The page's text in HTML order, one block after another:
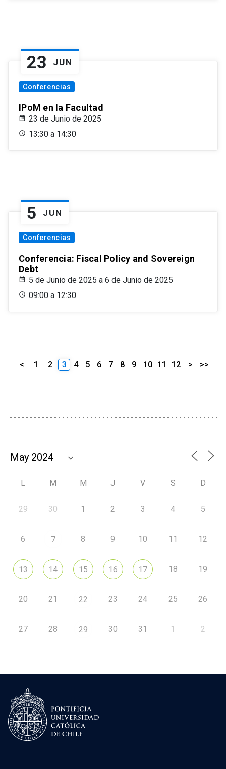
23 JUN
Conferencias
IPoM en la Facultad
23 de Junio de 2025
13:30 a 14:30
5 JUN
Conferencias
Conferencia: Fiscal Policy and Sovereign
Debt
5 de Junio de 2025 a 6 de Junio de 2025
09:00 a 12:30
< 1 2 3 4 5 6 7 8 9 10 11 12 > >>
L M M J V S D
29 30 1 2 3 4 5
6 7 8 9 10 11 12
13 14 15 16 17 18 19
20 21 22 23 24 25 26
27 28 29 30 31 1 2